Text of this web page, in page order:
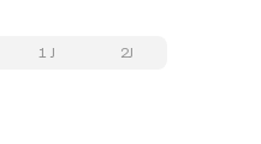
1 J 2J